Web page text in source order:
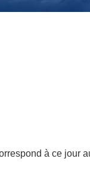
à ce jour